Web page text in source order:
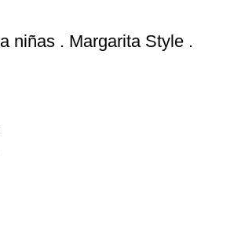
niñas . Margarita Style .